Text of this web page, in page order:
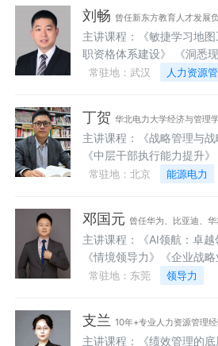
突管理：化解内耗，提升协
才梯队搭建工作坊：为企业
人才》《组织效能提升工
理优化人力资源配置》
行——高效激励与行动学习
率高《有的放矢——高增长
理系统》《酬绩有方——迈
管理》《招培存优——员工
才留存实战》独创辅导钻石
创新思维与问题解决实战工
缕析--结构化思维与高效表
行天下--赢在职场商务礼仪
——创新思维与问题解决实
《行动学习共创-引导技术
示》《课程开发与设计》
战》
表达到深度共鸣的实战指南》 《领航
MTP中高层管理者全能胜
《全周期管理：人才选育
营》 《识人有道育人有方：非人力资源经
理者必备的绩效领导力》
刘畅 曾任新东方教育人才发展
主讲课程：《敏捷学习地图工
职资格体系建设》 《洞悉现在，引领未来
——敏捷人才盘点工作坊》 《非人力资源
《企业文化建设》《PTT内
巧》 《经验萃取》 《案例萃取与开发》
《5D课程设计与开发》 《四维精彩课程
呈现》 《六道“能会”——微课设计与开发
常驻地：武汉 人力资源
丁贺 华北电力大学经济与管理
主讲课程：《战略管理与战
《中层干部执行能力提升
理创新发展》《打造高效执
常驻地：北京 能源电力
邓国元 曾任华为、比亚迪、
理人员
主讲课程：《AI领航：卓越
《情境领导力》《企业战
码执行》《成功的项目管理
的卓越团队管理》《基于业
常驻地：东莞 领导力
支兰 10年+专业人力资源管理
主讲课程：《绩效管理的底层